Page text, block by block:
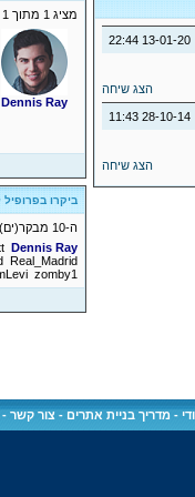
13-01-20
22:44
הצג שיחה
28-10-14
11:43
הצג שיחה
מציג 1 מתוך 1 חברים
Dennis Ray
ביקרו
ה-10 מבקר(ים) האחרונ(ים) לדף זה היו:
Dennis Ray
Real_Madrid
zomby1
- מדריך בניית אתרים - צור קשר -